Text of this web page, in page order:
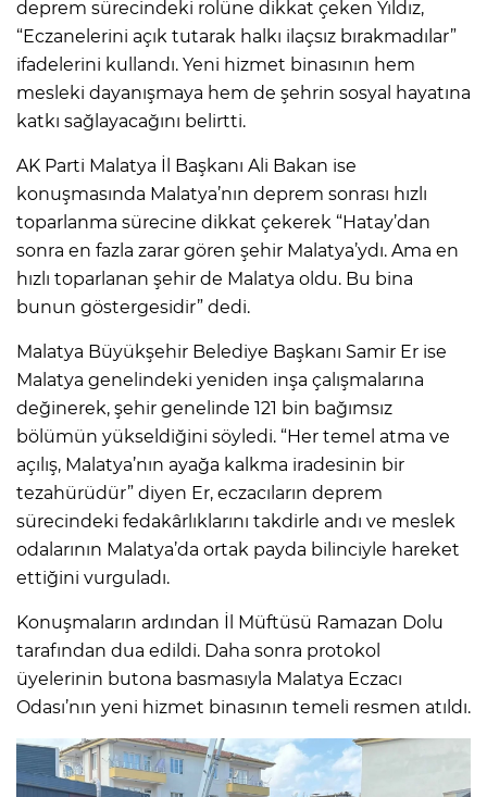
deprem sürecindeki rolüne dikkat çeken Yıldız,
“Eczanelerini açık tutarak halkı ilaçsız bırakmadılar”
ifadelerini kullandı. Yeni hizmet binasının hem
mesleki dayanışmaya hem de şehrin sosyal hayatına
katkı sağlayacağını belirtti.
AK Parti Malatya İl Başkanı Ali Bakan ise
konuşmasında Malatya’nın deprem sonrası hızlı
toparlanma sürecine dikkat çekerek “Hatay’dan
sonra en fazla zarar gören şehir Malatya’ydı. Ama en
hızlı toparlanan şehir de Malatya oldu. Bu bina
bunun göstergesidir” dedi.
Malatya Büyükşehir Belediye Başkanı Samir Er ise
Malatya genelindeki yeniden inşa çalışmalarına
değinerek, şehir genelinde 121 bin bağımsız
bölümün yükseldiğini söyledi. “Her temel atma ve
açılış, Malatya’nın ayağa kalkma iradesinin bir
tezahürüdür” diyen Er, eczacıların deprem
sürecindeki fedakârlıklarını takdirle andı ve meslek
odalarının Malatya’da ortak payda bilinciyle hareket
ettiğini vurguladı.
Konuşmaların ardından İl Müftüsü Ramazan Dolu
tarafından dua edildi. Daha sonra protokol
üyelerinin butona basmasıyla Malatya Eczacı
Odası’nın yeni hizmet binasının temeli resmen atıldı.